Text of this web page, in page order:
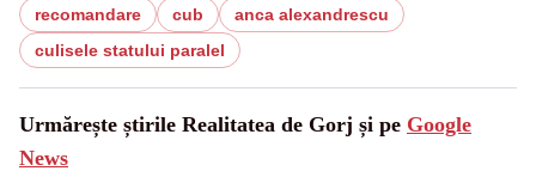
recomandare cub
anca alexandrescu
culisele statului paralel
Urmărește știrile Realitatea de Gorj și pe Google
News